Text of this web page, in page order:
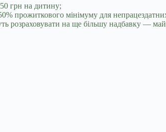
грн на дитину;
прожиткового мінімуму для
розраховувати на ще більшу надбавку —